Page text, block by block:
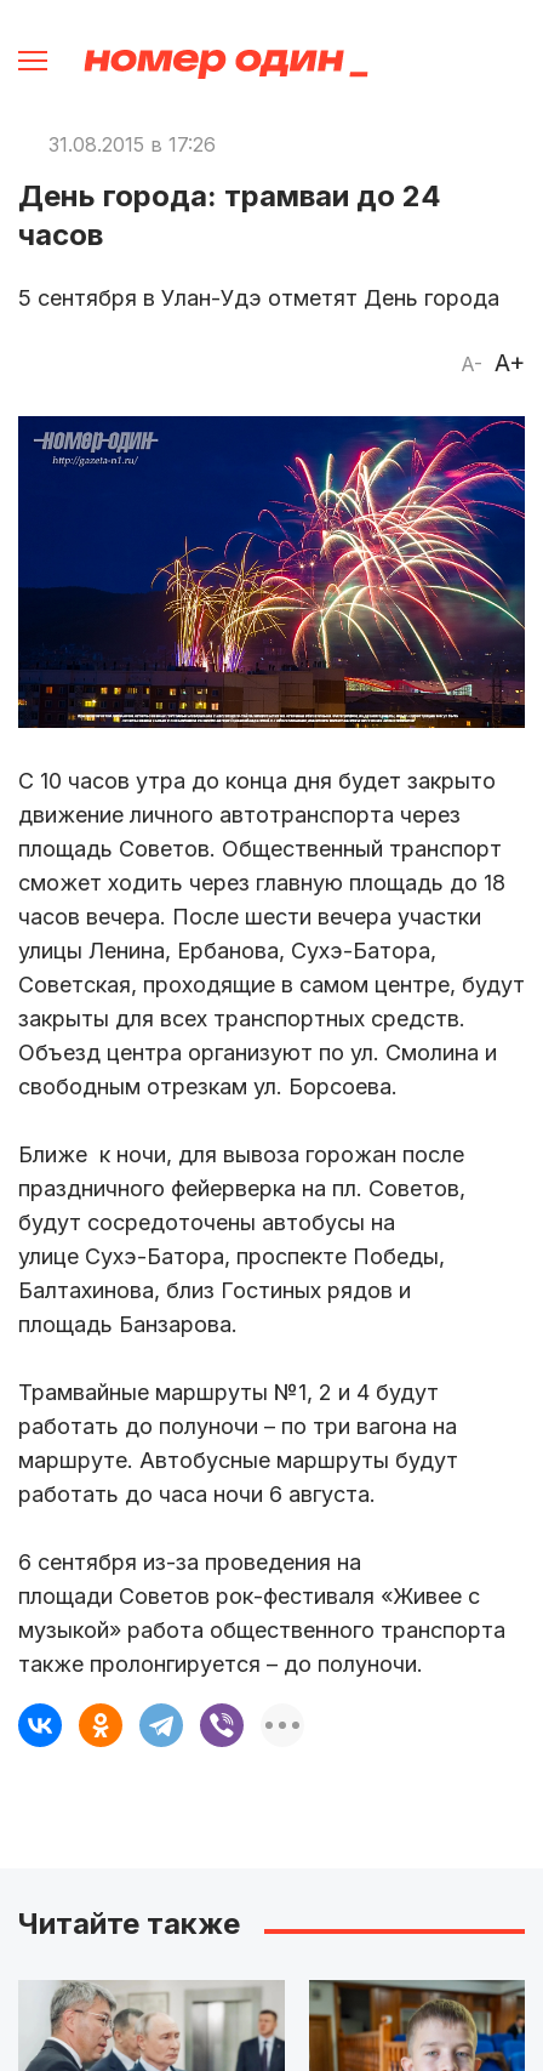
31.08.2015 в 17:26
День города: трамваи до 24
часов
5 сентября в Улан-Удэ отметят День города
A- A+
С 10 часов утра до конца дня будет закрыто
движение личного автотранспорта через
площадь Советов. Общественный транспорт
сможет ходить через главную площадь до 18
часов вечера. После шести вечера участки
улицы Ленина, Ербанова, Сухэ-Батора,
Советская, проходящие в самом центре, будут
закрыты для всех транспортных средств.
Объезд центра организуют по ул. Смолина и
свободным отрезкам ул. Борсоева.
Ближе к ночи, для вывоза горожан после
праздничного фейерверка на пл. Советов,
будут сосредоточены автобусы на
улице Сухэ-Батора, проспекте Победы,
Балтахинова, близ Гостиных рядов и
площадь Банзарова.
Трамвайные маршруты №1, 2 и 4 будут
работать до полуночи – по три вагона на
маршруте. Автобусные маршруты будут
работать до часа ночи 6 августа.
6 сентября из-за проведения на
площади Советов рок-фестиваля «Живее с
музыкой» работа общественного транспорта
также пролонгируется – до полуночи.
Читайте также